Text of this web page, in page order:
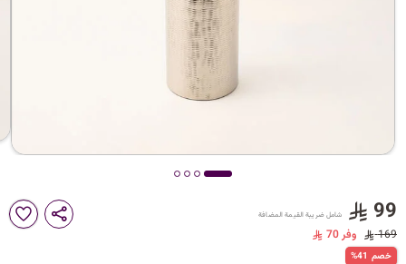
99 شامل ضريبة القيمة المضافة
169 وفر 70
%41 خصم